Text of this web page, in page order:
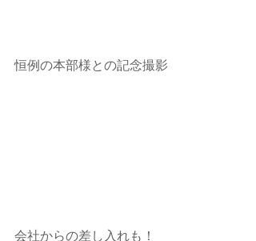
恒例の本部様との記念撮影
会社からの差し入れも！